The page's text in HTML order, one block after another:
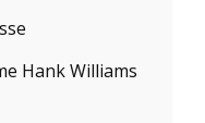
Hank Williams